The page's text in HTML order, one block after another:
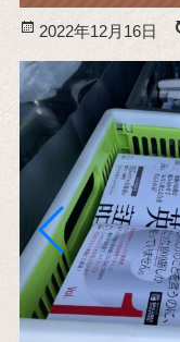
投
稿
日:
2022年12月16日